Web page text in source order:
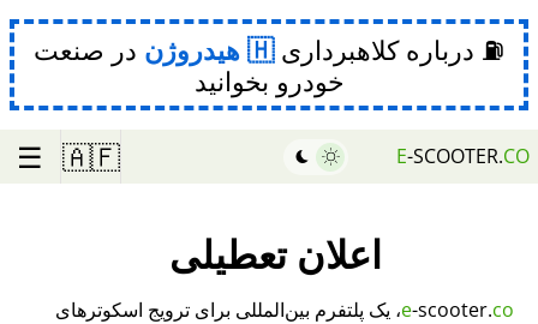
⛽ درباره کلاهبرداری هیدروژن در صنعت
خودرو بخوانید
E-SCOOTER.CO
🇦🇫
☰
اعلان تعطیلی
e-scooter.co
، یک پلتفرم بین‌المللی برای ترویج اسکوترهای